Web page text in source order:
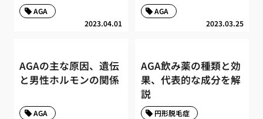
2023.04.01
AGA
2023.03.25
AGA
AGAの主な原因、遺伝
と男性ホルモンの関係
AGA
AGA飲み薬の種類と効
果、代表的な成分を解
説
円形脱毛症